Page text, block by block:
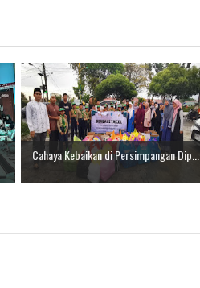
Cahaya Kebaikan di Persimpangan Dip...